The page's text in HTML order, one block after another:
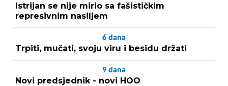
Istrijan se nije mirio sa fašističkim
represivnim nasiljem
6 dana
Trpiti, mučati, svoju viru i besidu držati
9 dana
Novi predsjednik - novi HOO